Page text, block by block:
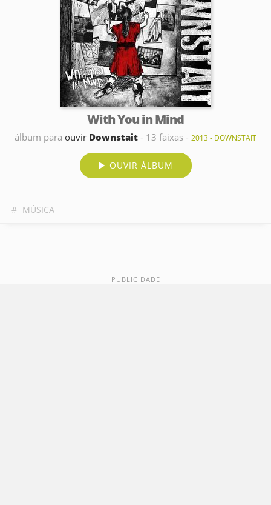
With You in Mind
álbum para ouvir Downstait - 13 faixas - 2013 - DOWNSTAIT
OUVIR ÁLBUM
# MÚSICA